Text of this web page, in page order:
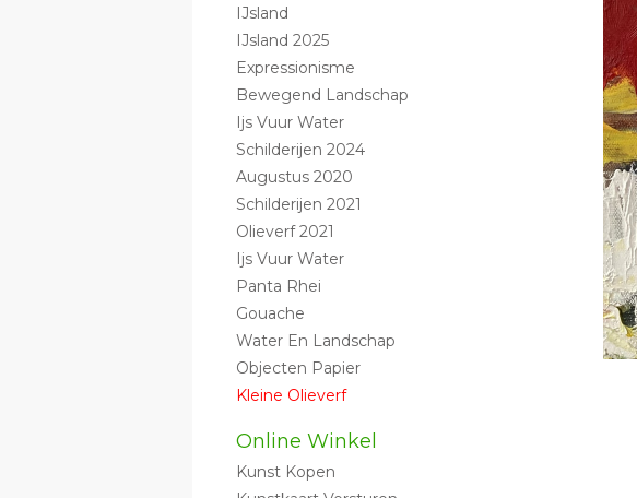
IJsland
IJsland 2025
Expressionisme
Bewegend Landschap
Ijs Vuur Water
Schilderijen 2024
Augustus 2020
Schilderijen 2021
Olieverf 2021
Ijs Vuur Water
Panta Rhei
Gouache
Water En Landschap
Objecten Papier
Kleine Olieverf
Online Winkel
Kunst Kopen